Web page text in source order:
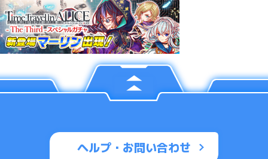
ヘルプ・お問い合わせ